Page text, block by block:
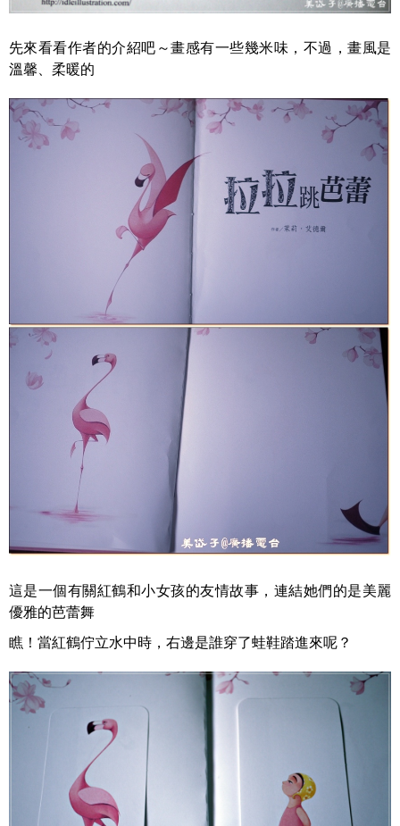
先來看看作者的介紹吧～畫感有一些幾米味，不過，畫風是
溫馨、柔暖的
這是一個有關紅鶴和小女孩的友情故事，連結她們的是美麗
優雅的芭蕾舞
瞧！當紅鶴佇立水中時，右邊是誰穿了蛙鞋踏進來呢？